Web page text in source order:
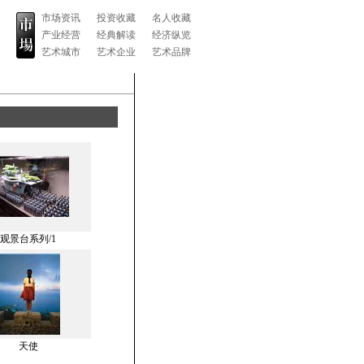
市场资讯
产业经营
艺术城市
投资收藏
经典解读
艺术企业
名人收藏
经济纵览
艺术品牌
观景台系列/1
天使